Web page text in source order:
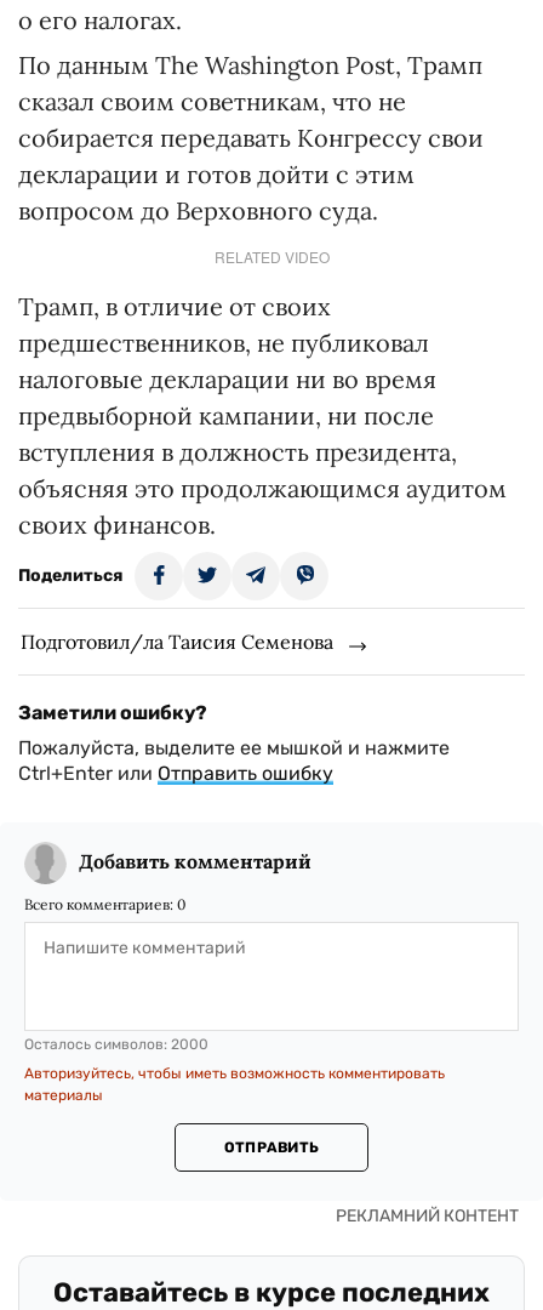
о его налогах.
По данным The Washington Post, Трамп
сказал своим советникам, что не
собирается передавать Конгрессу свои
декларации и готов дойти с этим
вопросом до Верховного суда.
RELATED VIDEO
Трамп, в отличие от своих
предшественников, не публиковал
налоговые декларации ни во время
предвыборной кампании, ни после
вступления в должность президента,
объясняя это продолжающимся аудитом
своих финансов.
Поделиться
Подготовил/ла Таисия Семенова
Заметили ошибку?
Пожалуйста, выделите ее мышкой и нажмите
Ctrl+Enter или Отправить ошибку
Добавить комментарий
Всего комментариев: 0
Осталось символов: 2000
Авторизуйтесь, чтобы иметь возможность комментировать
материалы
ОТПРАВИТЬ
Оставайтесь в курсе последних